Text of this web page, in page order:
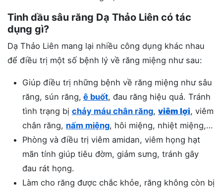
Tinh dầu sâu răng Dạ Thảo Liên có tác
dụng gì?
Dạ Thảo Liên mang lại nhiều công dụng khác nhau
để điều trị một số bệnh lý về răng miệng như sau:
Giúp điều trị những bệnh về răng miệng như sâu
răng, sún răng, ê buốt, đau răng hiệu quả. Tránh
tình trạng bị chảy máu chân răng, viêm lợi, viêm
chân răng, nấm miệng, hôi miệng, nhiệt miệng,…
Phòng và điều trị viêm amidan, viêm họng hạt
mãn tính giúp tiêu đờm, giảm sưng, tránh gây
đau rát họng.
Làm cho răng được chắc khỏe, răng không còn bị